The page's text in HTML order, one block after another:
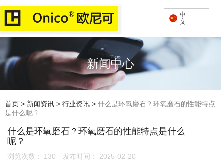
中
文
新闻中心
首页 > 新闻资讯 > 行业资讯 > 什么是环氧磨石？环氧磨石的性能特点
是什么呢？
什么是环氧磨石？环氧磨石的性能特点是什么
呢？
浏览次数： 130 发布时间： 2025-02-20